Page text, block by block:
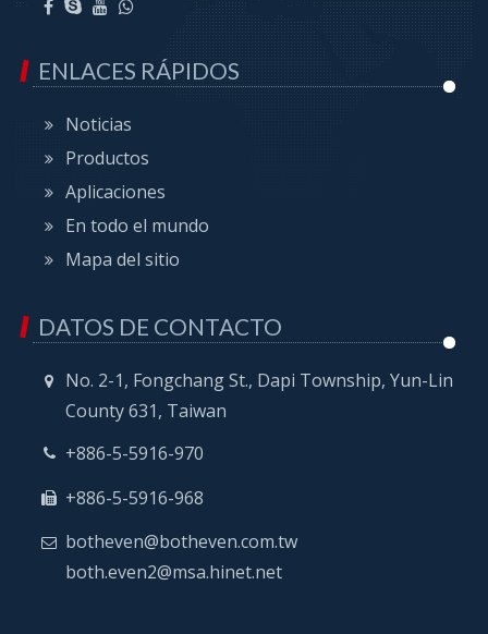
ENLACES RÁPIDOS
Noticias
Productos
Aplicaciones
En todo el mundo
Mapa del sitio
DATOS DE CONTACTO
No. 2-1, Fongchang St., Dapi Township, Yun-Lin
County 631, Taiwan
+886-5-5916-970
+886-5-5916-968
botheven@botheven.com.tw
both.even2@msa.hinet.net